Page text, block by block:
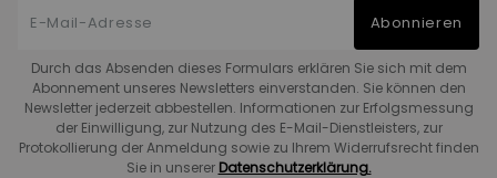
Abonnieren
Durch das Absenden dieses Formulars erklären Sie sich mit dem
Abonnement unseres Newsletters einverstanden. Sie können den
Newsletter jederzeit abbestellen. Informationen zur Erfolgsmessung
der Einwilligung, zur Nutzung des E-Mail-Dienstleisters, zur
Protokollierung der Anmeldung sowie zu Ihrem Widerrufsrecht finden
Sie in unserer Datenschutzerklärung.